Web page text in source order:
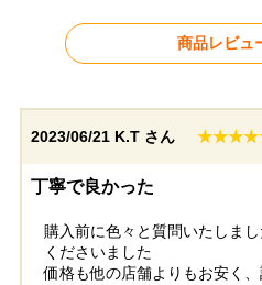
東京都葛飾区
工事実績を
商品レビュ
2023/06/21 K.T さん
丁寧で良かった
購入前に色々と質問いたしま
くださいました
価格も他の店舗よりもお安く